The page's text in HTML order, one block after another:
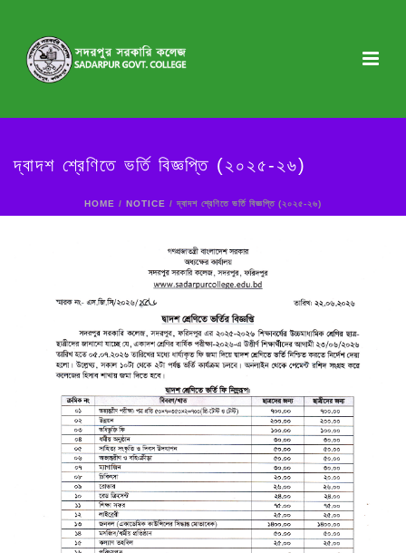
দ্বাদশ শ্রেণিতে ভর্তি বিজ্ঞপ্তি (২০২৫-২৬)
HOME / NOTICE / দ্বাদশ শ্রেণিতে ভর্তি বিজ্ঞপ্তি (২০২৫-২৬)